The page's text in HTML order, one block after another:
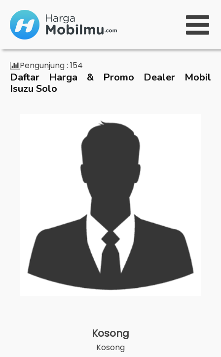
Pengunjung : 154
Daftar Harga & Promo Dealer Mobil
Isuzu Solo
Kosong
Kosong